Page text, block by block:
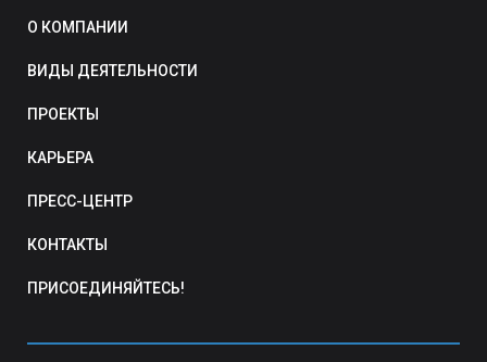
О КОМПАНИИ
ВИДЫ ДЕЯТЕЛЬНОСТИ
ПРОЕКТЫ
КАРЬЕРА
ПРЕСС-ЦЕНТР
КОНТАКТЫ
ПРИСОЕДИНЯЙТЕСЬ!